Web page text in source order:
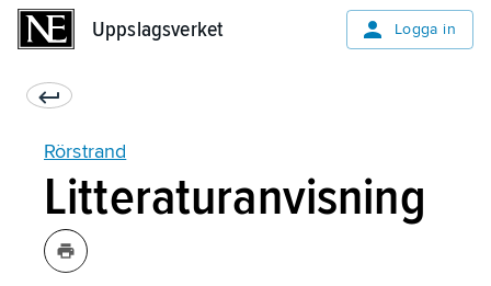
Uppslagsverket Logga in
Rörstrand
Litteraturanvisning